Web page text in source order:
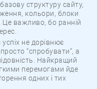
структуру сайту,
кольори, блоки
Це важливо, бо ранній
не дорівнює
“спробувати”, а
Найкращий
перемогами йде
одних і тих